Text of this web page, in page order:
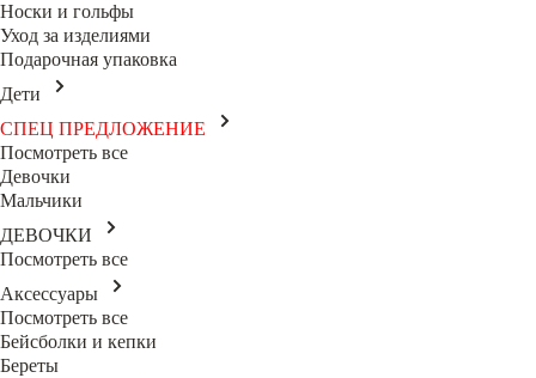
Носки и гольфы
Уход за изделиями
Подарочная упаковка
Дети
СПЕЦ ПРЕДЛОЖЕНИЕ
Посмотреть все
Девочки
Мальчики
ДЕВОЧКИ
Посмотреть все
Аксессуары
Посмотреть все
Бейсболки и кепки
Береты